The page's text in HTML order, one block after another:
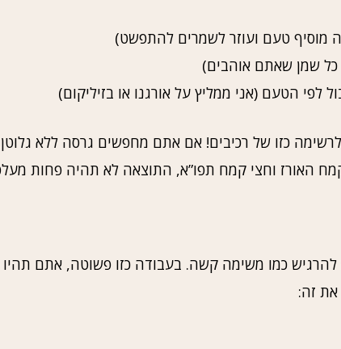
כזו של רכיבים! אם אתם מחפשים גרסה ללא
האורז וחצי קמח תפו”א, התוצאה לא תהיה פחות
כמו משימה קשה. בעבודה כזו פשוטה, אתם תהיו
זה: